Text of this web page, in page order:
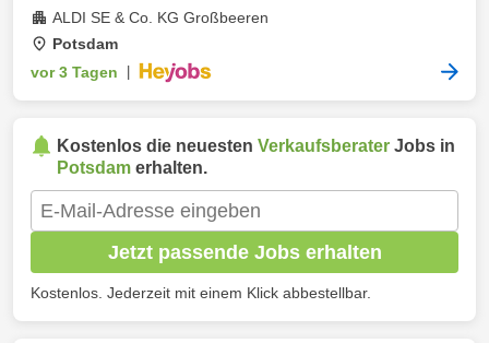
ALDI SE & Co. KG Großbeeren
Potsdam
vor 3 Tagen
Kostenlos die neuesten Verkaufsberater Jobs in
Potsdam erhalten.
Jetzt passende Jobs erhalten
Kostenlos. Jederzeit mit einem Klick abbestellbar.